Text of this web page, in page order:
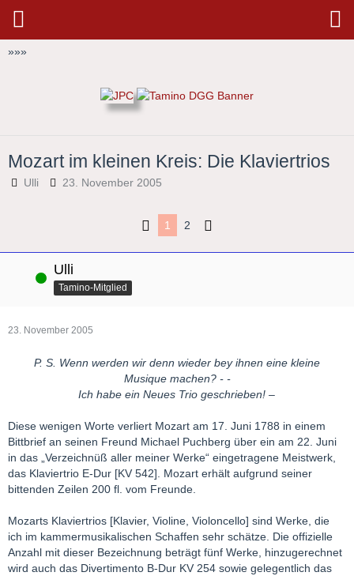
»»»
Mozart im kleinen Kreis: Die Klaviertrios
Ulli 23. November 2005
1 2
Online Ulli
Tamino-Mitglied
23. November 2005
P. S. Wenn werden wir denn wieder bey ihnen eine kleine
Musique machen? - -
Ich habe ein Neues Trio geschrieben! –
Diese wenigen Worte verliert Mozart am 17. Juni 1788 in einem
Bittbrief an seinen Freund Michael Puchberg über ein am 22. Juni
in das „Verzeichnüß aller meiner Werke“ eingetragene Meistwerk,
das Klaviertrio E-Dur [KV 542]. Mozart erhält aufgrund seiner
bittenden Zeilen 200 fl. vom Freunde.
Mozarts Klaviertrios [Klavier, Violine, Violoncello] sind Werke, die
ich im kammermusikalischen Schaffen sehr schätze. Die offizielle
Anzahl mit dieser Bezeichnung beträgt fünf Werke, hinzugerechnet
wird auch das Divertimento B-Dur KV 254 sowie gelegentlich das